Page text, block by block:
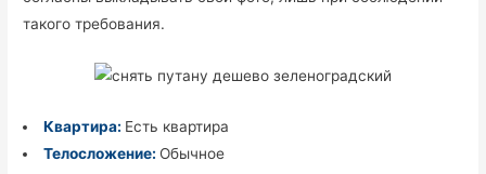
такого требования.
Квартира: Есть квартира
Телосложение: Обычное